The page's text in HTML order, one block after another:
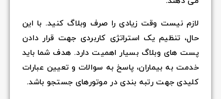
لازم نیست وقت زیادی را صرف وبلاگ کنید. با این
حال، تنظیم یک استراتژی کاربردی جهت قرار دادن
پست های وبلاگ بسیار اهمیت دارد. هدف شما باید
خدمت به بیماران، پاسخ به سوالات و تعیین عبارات
کلیدی جهت رتبه بندی در موتورهای جستجو باشد.